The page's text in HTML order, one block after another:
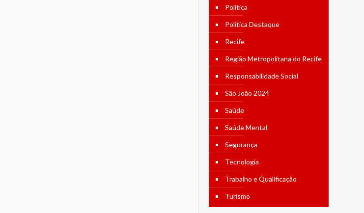
Política
Política Destaque
Recife
Região Metropolitana do Recife
Responsabilidade Social
São João 2024
Saúde
Saúde Mental
Segurança
Tecnologia
Trabalho e Qualificação
Turismo